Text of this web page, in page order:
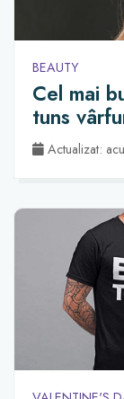
BEAUTY
Cel mai
tuns
Actualizat: